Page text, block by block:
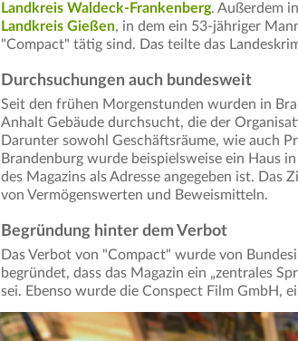
Landkreis Waldeck-Frankenberg. Außerdem
Landkreis Gießen, in dem ein 53-jähriger
"Compact" tätig sind. Das teilte das
Durchsuchungen auch bundesweit
Seit den frühen Morgenstunden wurden in
Anhalt Gebäude durchsucht, die der
Darunter sowohl Geschäftsräume, wie auch
Brandenburg wurde beispielsweise ein Haus
des Magazins als Adresse angegeben ist. Das
von Vermögenswerten und Beweismitteln.
Begründung hinter dem Verbot
Das Verbot von "Compact" wurde von
begründet, dass das Magazin ein „zentrales
sei. Ebenso wurde die Conspect Film GmbH,